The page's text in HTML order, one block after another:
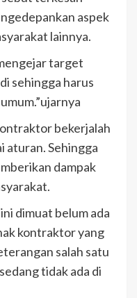
aspek
lainnya.
target
sehingga harus
bekerjalah
aturan. Sehingga
dampak
dimuat belum ada
kontraktor yang
salah satu
tidak ada di